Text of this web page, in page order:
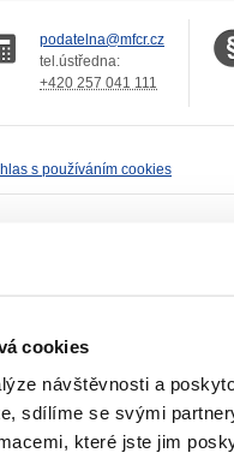
cookies
návštěvnosti a
sdílíme se svými
které jste jim
podatelna@mfcr.cz
tel.ústředna:
+420 257 041 111
s používáním cookies